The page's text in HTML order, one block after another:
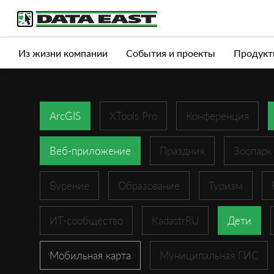
Услуги Продукты Истории успеха
Из жизни компании События и проекты
ArcGIS XTools Pro Конференция
Веб-приложение Праздник Зоопарк
Бурение Образование Туризм
ИТ-сообщество KadastrRU Дети
Мобильная карта Муниципальная ГИС